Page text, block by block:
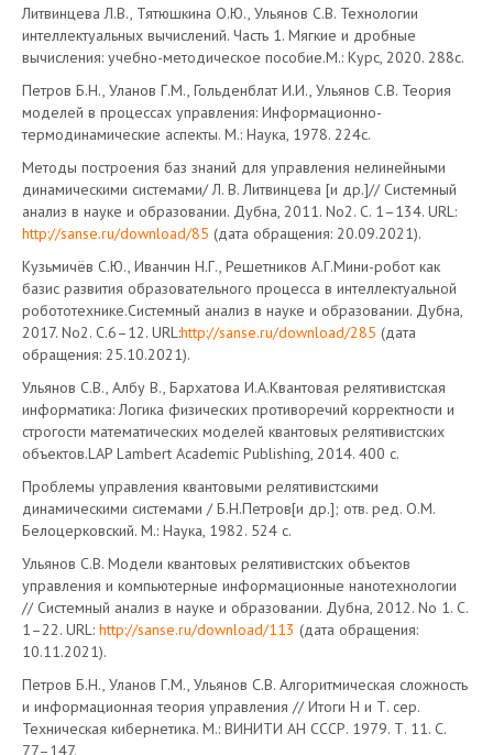
Литвинцева Л.В., Тятюшкина О.Ю., Ульянов С.В. Технологии
интеллектуальных вычислений. Часть 1. Мягкие и дробные
вычисления: учебно-методическое пособие.М.: Курс, 2020. 288с.
Петров Б.Н., Уланов Г.М., Гольденблат И.И., Ульянов С.В. Теория
моделей в процессах управления: Информационно-
термодинамические аспекты. М.: Наука, 1978. 224с.
Методы построения баз знаний для управления нелинейными
динамическими системами/ Л. В. Литвинцева [и др.]// Системный
анализ в науке и образовании. Дубна, 2011. No2. C. 1–134. URL:
http://sanse.ru/download/85 (дата обращения: 20.09.2021).
Кузьмичёв С.Ю., Иванчин Н.Г., Решетников А.Г.Мини-робот как
базис развития образовательного процесса в интеллектуальной
робототехнике.Системный анализ в науке и образовании. Дубна,
2017. No2. C.6–12. URL:http://sanse.ru/download/285 (дата
обращения: 25.10.2021).
Ульянов С.В., Албу В., Бархатова И.А.Квантовая релятивистская
информатика: Логика физических противоречий корректности и
строгости математических моделей квантовых релятивистских
объектов.LAP Lambert Academic Publishing, 2014. 400 с.
Проблемы управления квантовыми релятивистскими
динамическими системами / Б.Н.Петров[и др.]; отв. ред. О.М.
Белоцерковский. М.: Наука, 1982. 524 c.
Ульянов С.В. Модели квантовых релятивистских объектов
управления и компьютерные информационные нанотехнологии
// Системный анализ в науке и образовании. Дубна, 2012. No 1. С.
1–22. URL: http://sanse.ru/download/113 (дата обращения:
10.11.2021).
Петров Б.Н., Уланов Г.М., Ульянов С.В. Алгоритмическая сложность
и информационная теория управления // Итоги Н и Т. сер.
Техническая кибернетика. М.: ВИНИТИ АН СССР. 1979. Т. 11. С.